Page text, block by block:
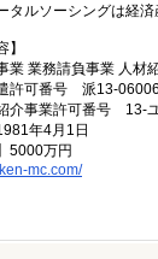
タルソーシングは経
】
業 業務請負事業 人材
許可番号 派13-
介事業許可番号 13-
年4月1日
5000万円
mc.com/